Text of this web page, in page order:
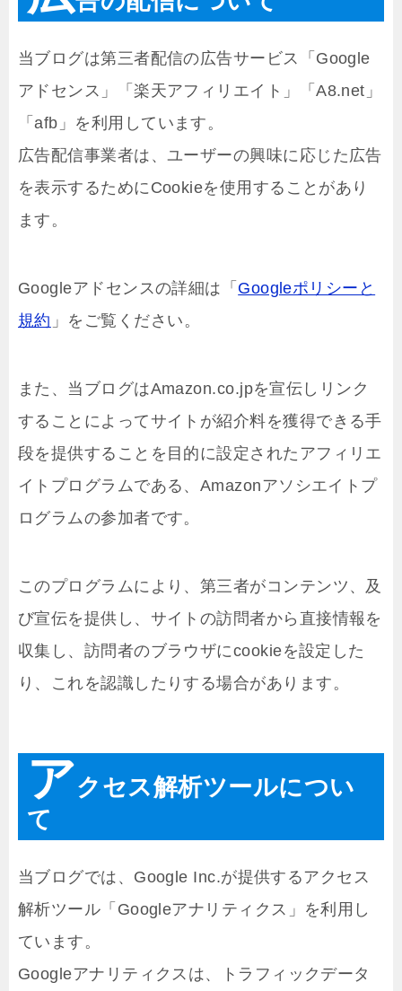
当ブログは第三者配信の広告サービス「Google
アドセンス」「楽天アフィリエイト」「A8.net」
「afb」を利用しています。
広告配信事業者は、ユーザーの興味に応じた広告
を表示するためにCookieを使用することがあり
ます。
Googleアドセンスの詳細は「 Googleポリシーと
規約 」をご覧ください。
また、当ブログはAmazon.co.jpを宣伝しリンク
することによってサイトが紹介料を獲得できる手
段を提供することを目的に設定されたアフィリエ
イトプログラムである、Amazonアソシエイトプ
ログラムの参加者です。
このプログラムにより、第三者がコンテンツ、及
び宣伝を提供し、サイトの訪問者から直接情報を
収集し、訪問者のブラウザにcookieを設定した
り、これを認識したりする場合があります。
アクセス解析ツールについ
て
当ブログでは、Google Inc.が提供するアクセス
解析ツール「Googleアナリティクス」を利用し
ています。
Googleアナリティクスは、トラフィックデータ